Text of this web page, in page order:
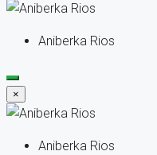
Aniberka Rios
×
Aniberka Rios